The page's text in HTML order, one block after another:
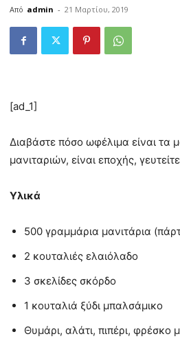
Από admin - 21 Μαρτίου, 2019
[ad_1]
Διαβάστε πόσο ωφέλιμα είναι τα
μανιταριών, είναι εποχής,
Υλικά
500 γραμμάρια μανιτάρια
2 κουταλιές ελαιόλαδο
3 σκελίδες σκόρδο
1 κουταλιά ξύδι μπαλσάμικο
Θυμάρι, αλάτι, πιπέρι, φρέσκο